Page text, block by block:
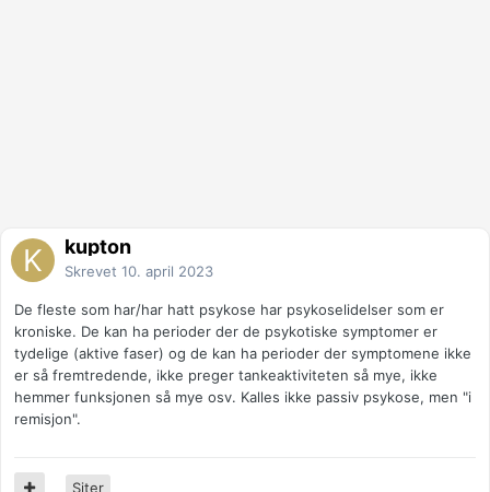
kupton
Skrevet 10. april 2023
De fleste som har/har hatt psykose har psykoselidelser som er
kroniske. De kan ha perioder der de psykotiske symptomer er
tydelige (aktive faser) og de kan ha perioder der symptomene ikke
er så fremtredende, ikke preger tankeaktiviteten så mye, ikke
hemmer funksjonen så mye osv. Kalles ikke passiv psykose, men "i
remisjon".
Siter